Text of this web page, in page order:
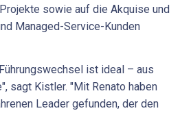
sowie auf die Akquise und
Managed-Service-Kunden
ist ideal – aus
sagt Kistler. "Mit Renato haben
Leader gefunden, der den